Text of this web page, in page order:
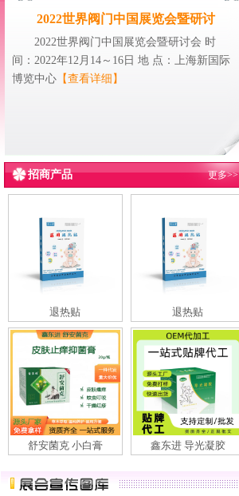
2022世界阀门中国展览会暨研讨
2022世界阀门中国展览会暨研讨会 时
间：2022年12月14～16日 地 点：上海新国际
博览中心 【查看详细】
招商产品 更多>>
退热贴 退热贴
舒安菌克 小白膏 鑫东进 导光凝胶